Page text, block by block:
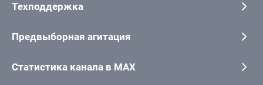
Техподдержка
Предвыборная агитация
Статистика канала в MAX